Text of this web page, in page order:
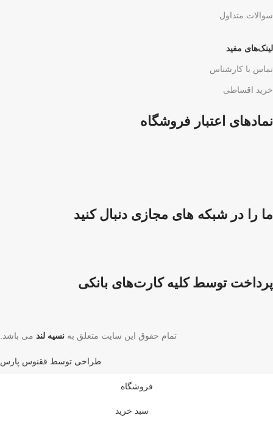
سوالات متداول
لینک‌های مفید
تماس با کارشناس
خرید اقساطی
نمادهای اعتبار فروشگاه
ما را در شبکه های مجازی دنبال کنید
پرداخت توسط کلیه کارت‌های بانکی
تمام حقوق این سایت متعلق به نسیه لند می باشد.
طراحی توسط ققنوس پارس
فروشگاه
سبد خرید